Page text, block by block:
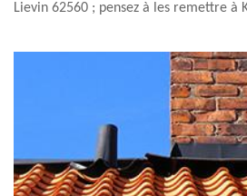
Lievin 62560 ; pensez à les remettre à